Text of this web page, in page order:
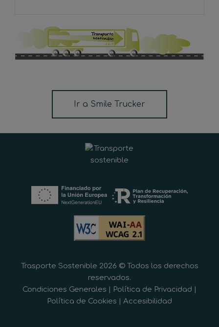
Ir a Smile Trucker
Trasporte Sostenible 2026 © Todos los derechos
reservados.
Condiciones Generales
Política de Privacidad
Política de Cookies
Accesibilidad